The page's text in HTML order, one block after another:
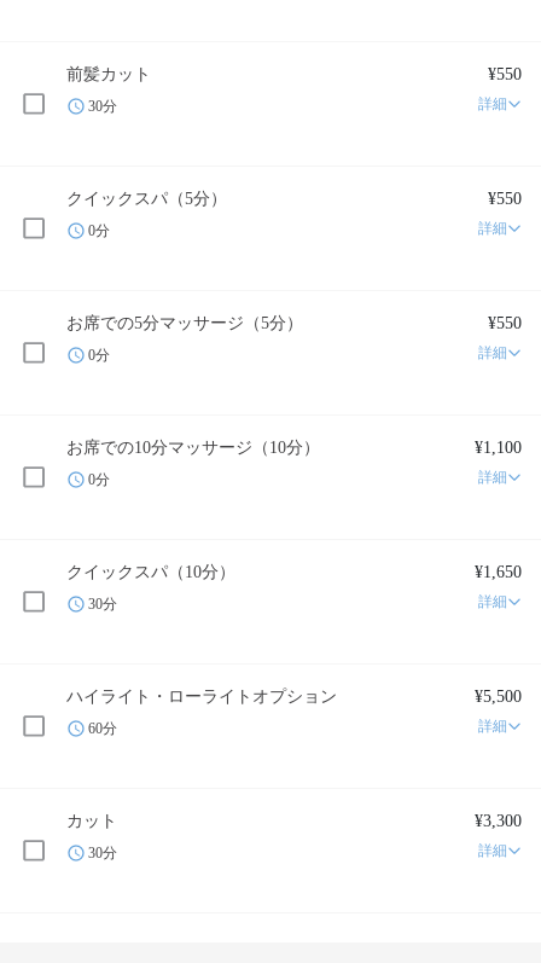
前髪カット ¥550
30分 詳細
クイックスパ（5分） ¥550
0分 詳細
お席での5分マッサージ（5分） ¥550
0分 詳細
お席での10分マッサージ（10分） ¥1,100
0分 詳細
クイックスパ（10分） ¥1,650
30分 詳細
ハイライト・ローライトオプション ¥5,500
60分 詳細
カット ¥3,300
30分 詳細